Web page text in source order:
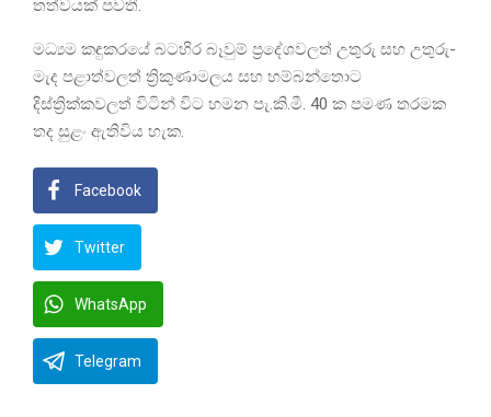
තත්වයක් පවතී.
මධ්‍යම කඳුකරයේ බටහිර බෑවුම් ප්‍රදේශවලත් උතුරු සහ උතුරු-
මැද පළාත්වලත් ත්‍රිකුණාමලය සහ හම්බන්තොට
දිස්ත්‍රික්කවලත් විටින් විට හමන පැ.කි.මී. 40 ක පමණ තරමක
තද සුළං ඇතිවිය හැක.
Facebook
Twitter
WhatsApp
Telegram